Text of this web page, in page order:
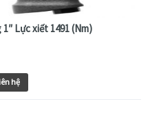
Lực xiết 1491 (Nm)
hệ